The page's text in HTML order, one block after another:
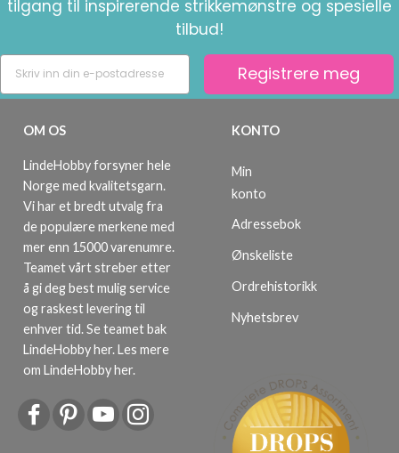
tilgang til inspirerende strikkemønstre og spesielle
tilbud!
Registrere meg
OM OS
LindeHobby forsyner hele
Norge med kvalitetsgarn.
Vi har et bredt utvalg fra
de populære merkene med
mer enn 15000 varenumre.
Teamet vårt streber etter
å gi deg best mulig service
og raskest levering til
enhver tid. Se teamet bak
LindeHobby her.Les mere
om LindeHobby her.
KONTO
Min
konto
Adressebok
Ønskeliste
Ordrehistorikk
Nyhetsbrev